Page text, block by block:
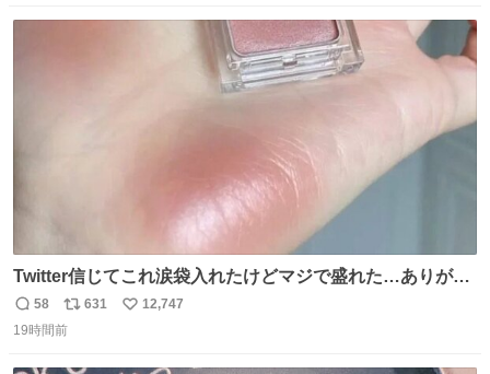
Twitter信じてこれ涙袋入れたけどマジで盛れた…ありがと
う…
返
信
58
リ
ポ
631
い
12,747
19時間前